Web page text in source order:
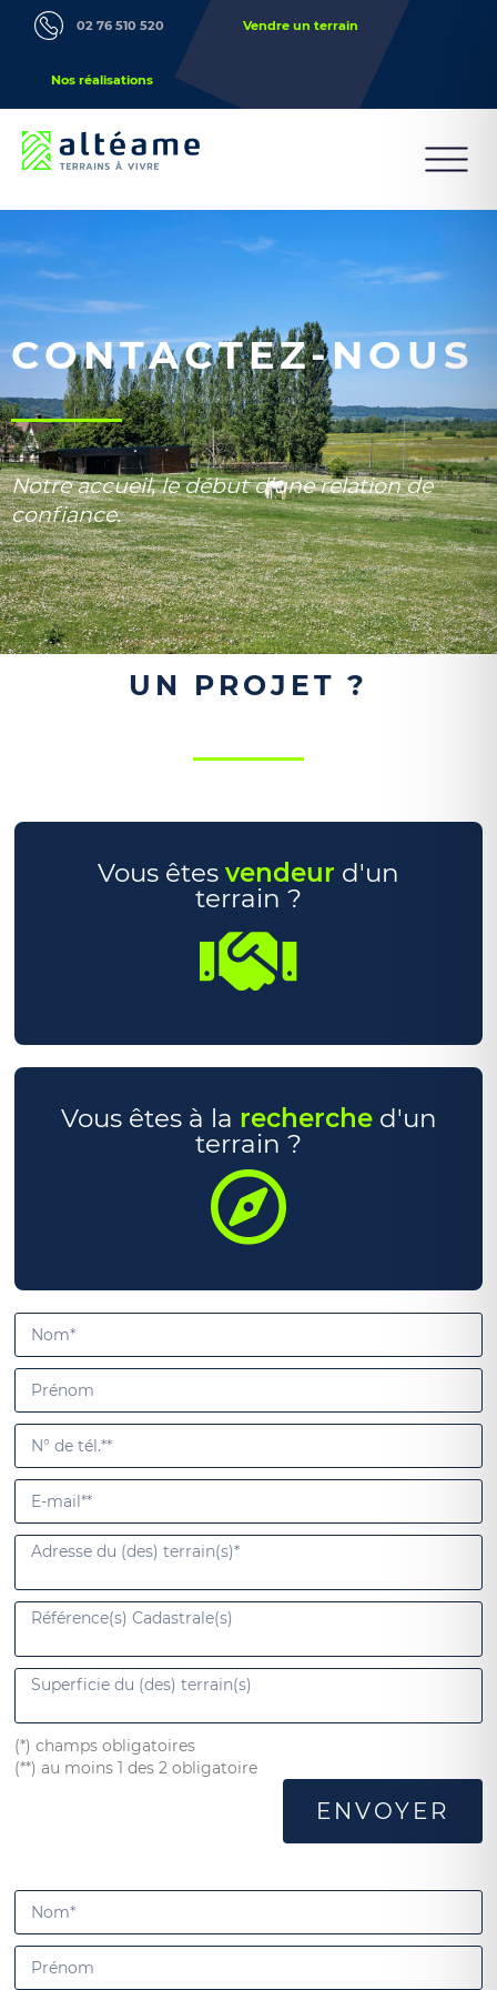
02 76 510 520 Vendre un terrain
Nos réalisations
CONTACTEZ-NOUS
Notre accueil, le début d’une relation de
confiance.
UN PROJET ?
Vous êtes vendeur d'un
terrain ?
Vous êtes à la recherched'un
terrain ?
(*) champs obligatoires
(**) au moins 1 des 2 obligatoire
ENVOYER